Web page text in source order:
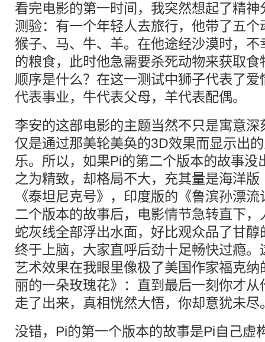
看完电影的第一时间，我突然想起了精
测验：有一个年轻人去旅行，他带了五
猴子、马、牛、羊。在他途经沙漠时，
的粮食，此时他急需要杀死动物来获取
顺序是什么？在这一测试中狮子代表了
代表事业，牛代表父母，羊代表配偶。
李安的这部电影的主题当然不只是寓意
仅是通过那美轮美奂的3D效果而显示出
乐。所以，如果Pi的第二个版本的故事没
之为精致，却格局不大，充其量是海洋
《泰坦尼克号》，印度版的《鲁滨孙漂
二个版本的故事后，电影情节急转直下
蛇灰线全部浮出水面，好比观众品了甘
终于上脑，大家直呼后劲十足畅快过瘾
艺术效果在我眼里像极了美国作家福克
丽的一朵玫瑰花》：直到最后一刻你才
走了出来，真相恍然大悟，你却意犹未尽
没错，Pi的第一个版本的故事是Pi自己虚